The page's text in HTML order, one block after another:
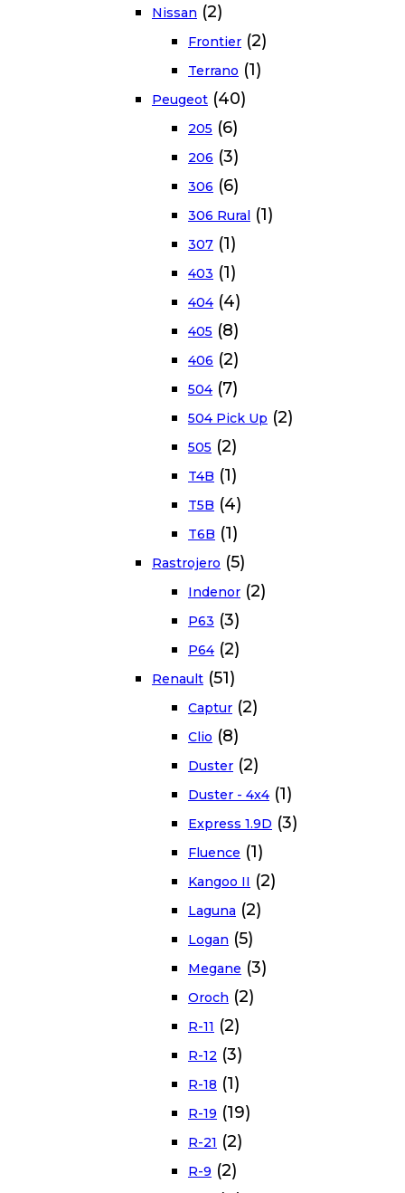
Nissan (2)
Frontier (2)
Terrano (1)
Peugeot (40)
205 (6)
206 (3)
306 (6)
306 Rural (1)
307 (1)
403 (1)
404 (4)
405 (8)
406 (2)
504 (7)
504 Pick Up (2)
505 (2)
T4B (1)
T5B (4)
T6B (1)
Rastrojero (5)
Indenor (2)
P63 (3)
P64 (2)
Renault (51)
Captur (2)
Clio (8)
Duster (2)
Duster - 4x4 (1)
Express 1.9D (3)
Fluence (1)
Kangoo II (2)
Laguna (2)
Logan (5)
Megane (3)
Oroch (2)
R-11 (2)
R-12 (3)
R-18 (1)
R-19 (19)
R-21 (2)
R-9 (2)